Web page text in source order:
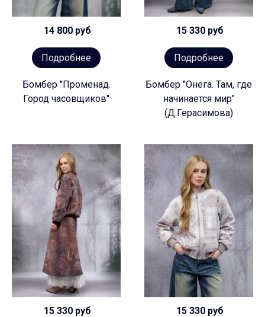
14 800 руб
Подробнее
Бомбер "Променад.
Город часовщиков"
15 330 руб
Подробнее
Бомбер "Онега. Там, где
начинается мир"
(Д.Герасимова)
15 330 руб 15 330 руб